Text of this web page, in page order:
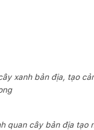
xanh bản địa, tạo
cây bản địa tạo